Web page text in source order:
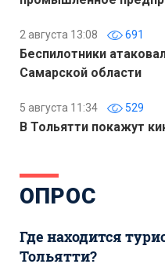
2 августа 13:08 691
Беспилотники
Самарской области
5 августа 11:34 529
В Тольятти покажут
ОПРОС
Где находится
Тольятти?